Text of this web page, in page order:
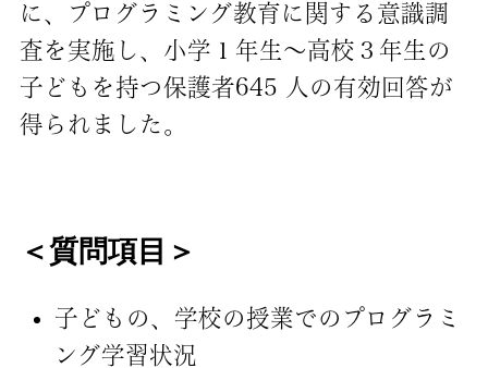
に、プログラミング教育に関する意識調
査を実施し、小学１年生～高校３年生の
子どもを持つ保護者645 人の有効回答が
得られました。
＜質問項目＞
子どもの、学校の授業でのプログラミ
ング学習状況